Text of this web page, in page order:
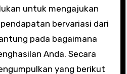
untuk mengajukan
bervariasi dari
pada bagaimana
Anda. Secara
yang berikut